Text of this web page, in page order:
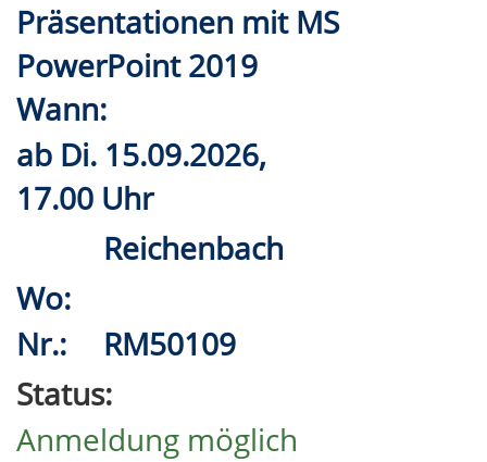
Präsentationen mit MS
PowerPoint 2019
Wann:
ab Di. 15.09.2026,
17.00 Uhr
Reichenbach
Wo:
Nr.:
RM50109
Status:
Anmeldung möglich